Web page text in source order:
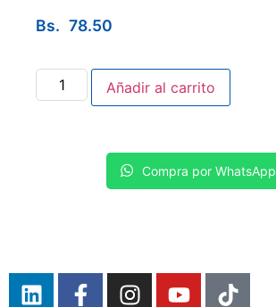
Bs. 78.50
Añadir al carrito
Compra por WhatsApp